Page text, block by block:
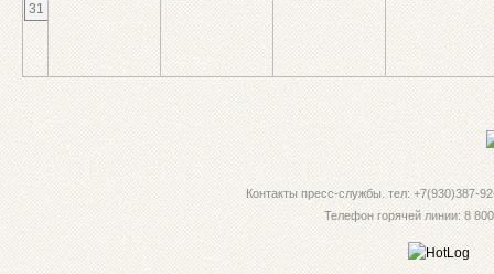
31
Контакты пресс-службы. тел: +7(930)387-
Телефон горячей линии: 8